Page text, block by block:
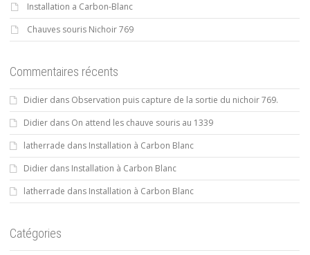
Installation a Carbon-Blanc
Chauves souris Nichoir 769
Commentaires récents
Didier dans Observation puis capture de la sortie du nichoir 769.
Didier dans On attend les chauve souris au 1339
latherrade dans Installation à Carbon Blanc
Didier dans Installation à Carbon Blanc
latherrade dans Installation à Carbon Blanc
Catégories